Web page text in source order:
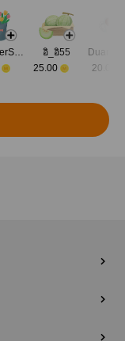
SoupperSquirrel
อิ_อิ55
25.00
20.00